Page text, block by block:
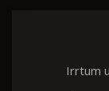
Irrtum